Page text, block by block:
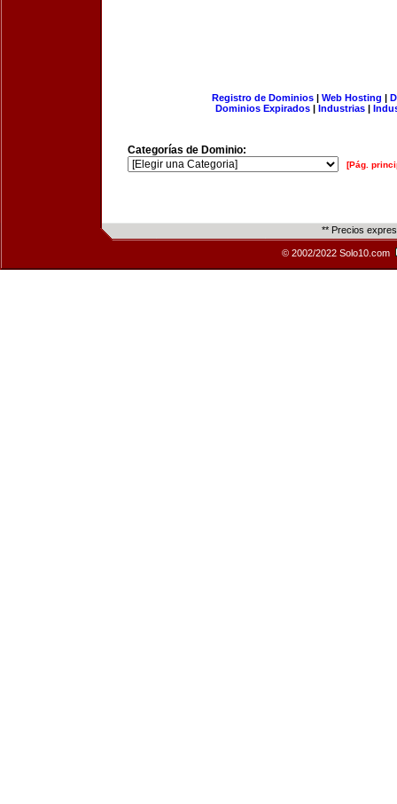
Registro de Dominios| Web Hosting |
Dominios Expirados | Industrias |
Categorías de Dominio:
[Pág.
** Precios
© 2002/2022 Solo10.com